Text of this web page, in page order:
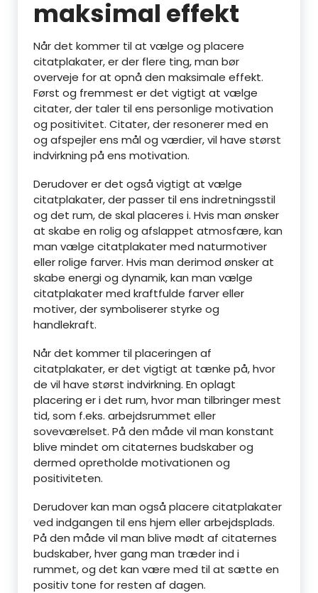
maksimal effekt
Når det kommer til at vælge og placere
citatplakater, er der flere ting, man bør
overveje for at opnå den maksimale effekt.
Først og fremmest er det vigtigt at vælge
citater, der taler til ens personlige motivation
og positivitet. Citater, der resonerer med en
og afspejler ens mål og værdier, vil have størst
indvirkning på ens motivation.
Derudover er det også vigtigt at vælge
citatplakater, der passer til ens indretningsstil
og det rum, de skal placeres i. Hvis man ønsker
at skabe en rolig og afslappet atmosfære, kan
man vælge citatplakater med naturmotiver
eller rolige farver. Hvis man derimod ønsker at
skabe energi og dynamik, kan man vælge
citatplakater med kraftfulde farver eller
motiver, der symboliserer styrke og
handlekraft.
Når det kommer til placeringen af
citatplakater, er det vigtigt at tænke på, hvor
de vil have størst indvirkning. En oplagt
placering er i det rum, hvor man tilbringer mest
tid, som f.eks. arbejdsrummet eller
soveværelset. På den måde vil man konstant
blive mindet om citaternes budskaber og
dermed opretholde motivationen og
positiviteten.
Derudover kan man også placere citatplakater
ved indgangen til ens hjem eller arbejdsplads.
På den måde vil man blive mødt af citaternes
budskaber, hver gang man træder ind i
rummet, og det kan være med til at sætte en
positiv tone for resten af dagen.